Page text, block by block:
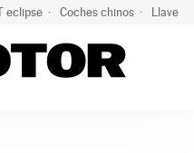
eclipse Coches chinos Llaves